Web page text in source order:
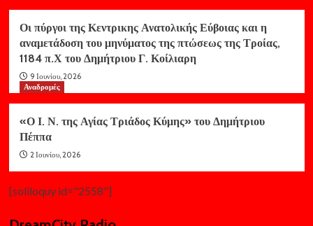
Οι πύργοι της Κεντρικης Ανατολικής Εύβοιας και η
αναμετάδοση του μηνύματος της πτώσεως της Τροίας,
1184 π.Χ του Δημήτριου Γ. Κοίλιαρη
9 Ιουνίου, 2026
Αναδρομές
«Ο Ι. Ν. της Αγίας Τριάδος Κύμης» του Δημήτριου
Πέππα
2 Ιουνίου, 2026
[soliloquy id="2558"]